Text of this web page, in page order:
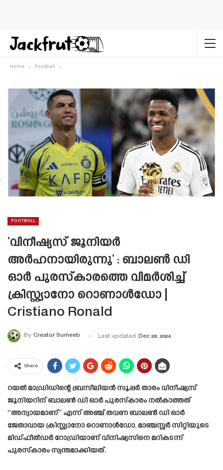
Home Football
FOOTBALL
‘വിനീഷ്യസ് ജൂനിയർ
അർഹനായിരുന്നു’ : ബാലൺ ഡി
ഓർ പുരസ്‌കാരത്തെ വിമർശിച്ച്
ക്രിസ്റ്റ്യാനോ റൊണാൾഡോ |
Cristiano Ronald
By Creator Sumeeb Last updated Dec 28, 2024
Share
റയൽ മാഡ്രിഡിന്റെ ബ്രസീലിയൻ സൂപ്പർ താരം വിനീഷ്യസ്
ജൂനിയറിന് ബാലൺ ഡി ഓർ പുരസ്‌കാരം നൽകാത്തത്
“അന്യായമാണ്” എന്ന് അഞ്ച് തവണ ബാലൺ ഡി ഓർ
ജേതാവായ ക്രിസ്റ്റ്യാനോ റൊണാൾഡോ. മാഞ്ചസ്റ്റർ സിറ്റിയുടെ
മിഡ്ഫീൽഡർ റോഡ്രിയാണ് വിനിഷ്യസിനെ മറികടന്ന്
പുരസ്‌കാരം സ്വന്തമാക്കിയത്.